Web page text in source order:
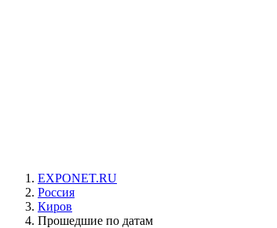
EXPONET.RU
Россия
Киров
Прошедшие по датам